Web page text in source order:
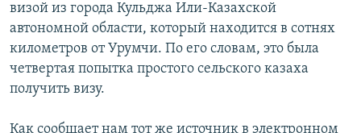
визой из города Кульджа Или-Казахской
автономной области, который находится в сотнях
километров от Урумчи. По его словам, это была
четвертая попытка простого сельского казаха
получить визу.
Как сообщает нам тот же источник в электронном